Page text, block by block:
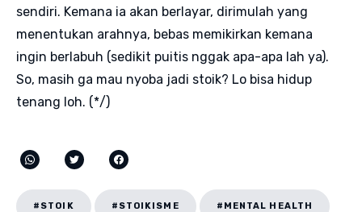
sendiri. Kemana ia akan berlayar, dirimulah yang
menentukan arahnya, bebas memikirkan kemana
ingin berlabuh (sedikit puitis nggak apa-apa lah ya).
So, masih ga mau nyoba jadi stoik? Lo bisa hidup
tenang loh. (*/)
#STOIK #STOIKISME #MENTAL HEALTH